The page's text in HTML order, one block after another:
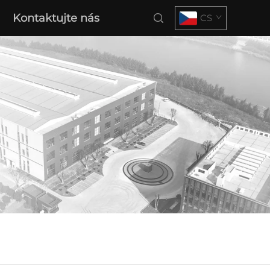
Kontaktujte nás CS